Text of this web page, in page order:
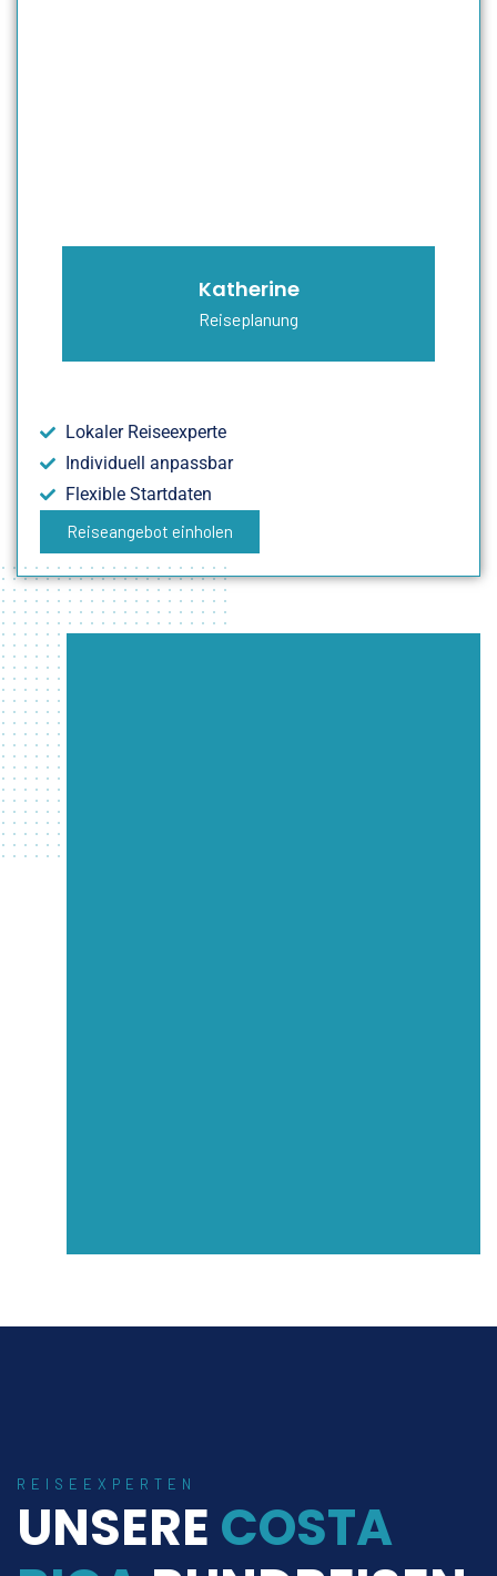
Katherine
Reiseplanung
Lokaler Reiseexperte
Individuell anpassbar
Flexible Startdaten
Reiseangebot einholen
REISEEXPERTEN
UNSERE COSTA